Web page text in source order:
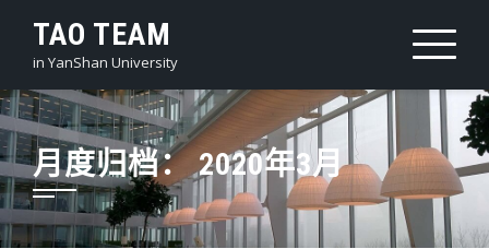
content
TAO TEAM
in YanShan University
月度归档：2020年3月